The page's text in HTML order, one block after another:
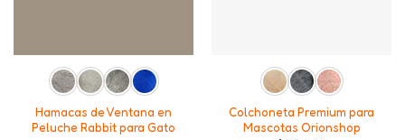
Hamacas de Ventana en
Peluche Rabbit para Gato
Colchoneta Premium para
Mascotas Orionshop